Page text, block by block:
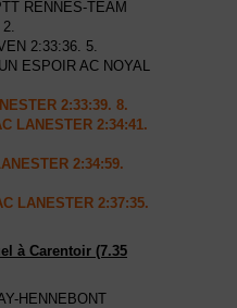
RENNES-TEAM
2:33:36. 5.
ESPOIR AC NOYAL
2:33:39. 8.
LANESTER 2:34:41.
2:34:59.
LANESTER 2:37:35.
à Carentoir (7.35
HENNEBONT